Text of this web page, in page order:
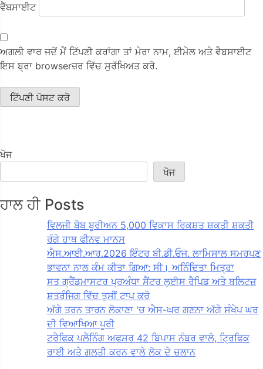
ਵੈੱਬਸਾਈਟ
ਅਗਲੀ ਵਾਰ ਜਦੋਂ ਮੈਂ ਟਿੱਪਣੀ ਕਰਾਂਗਾ ਤਾਂ ਮੇਰਾ ਨਾਮ, ਈਮੇਲ ਅਤੇ ਵੈਬਸਾਈਟ
ਇਸ ਬ੍ਰਾ browserਜ਼ਰ ਵਿੱਚ ਸੁਰੱਖਿਅਤ ਕਰੋ.
ਖੋਜ
ਖੋਜ
ਹਾਲ ਹੀ Posts
ਵਿਲਜੀ ਬੋਬ ਬੂਰੀਅਨ 5,000 ਵਿਕਾਸ ਰਿਕਸ਼ਤ ਸ਼ਕਤੀ ਸ਼ਕਤੀ
ਰੰਗੇ ਹਾਥ ਫੀਨਵ ਮਾਨਸ
ਐਸ.ਆਈ.ਆਰ.2026 ਇੰਟਰ ਬੀ.ਡੀ.ਓਜ. ਲਾਮਿਸਾਲ ਸਮਰਪਣ
ਭਾਵਨਾ ਨਾਲ ਕੰਮ ਕੀਤਾ ਗਿਆ: ਸੀ। ਅਨਿੰਦਿਤਾ ਮਿਤ੍ਰਾ
ਸਤ ਗ੍ਰੈਂਡਮਾਸਟਰ ਪ੍ਰਅੰਧਾ ਸੈਂਟਰ ਲੁਈਸ ਰੈਪਿਡ ਅਤੇ ਬਲਿਟਜ਼
ਸ਼ਤਰੰਜਿਗ ਵਿੱਚ ਤੁਸੀਂ ਟਾਪ ਕਰੋ
ਅੱਗੇ ਤਰਨ ਤਾਰਨ ਲੋਕਾਣਾ 'ਚ ਐਸ-ਘਰ ਗਣਨਾ ਅੱਗੇ ਸੰਖੇਪ ਘਰ
ਦੀ ਵਿਆਖਿਆ ਪੂਰੀ
ਟਰੈਫਿਕ ਪਲੈਨਿੰਗ ਅਫਸਰ 42 ਬਿਪਾਸ ਨੰਬਰ ਵਾਲੇ, ਟ੍ਰਿਫਿਕ
ਰਾਈ ਅਤੇ ਗਲਤੀ ਕਰਨ ਵਾਲੇ ਲੋਕ ਦੇ ਚਲਾਨ